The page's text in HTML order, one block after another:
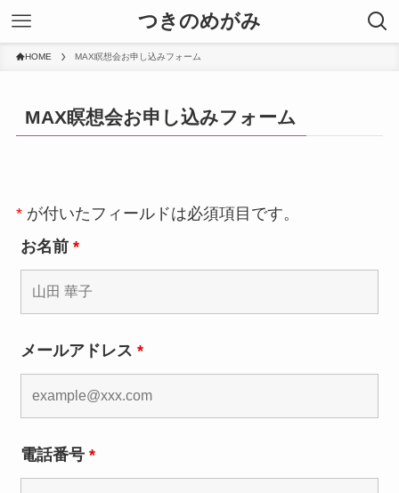
つきのめがみ
HOME MAX瞑想会お申し込みフォーム
MAX瞑想会お申し込みフォーム
*が付いたフィールドは必須項目です。
お名前 *
メールアドレス *
電話番号 *